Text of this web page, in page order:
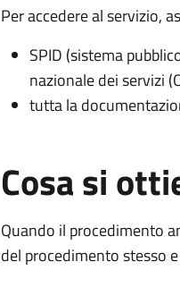
Per accedere al servizio,
SPID (sistema
nazionale dei servizi
tutta la
Cosa si
Quando il procedimento
del procedimento stesso